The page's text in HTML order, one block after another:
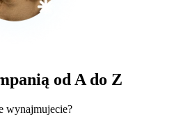
od A do Z
wynajmujecie?